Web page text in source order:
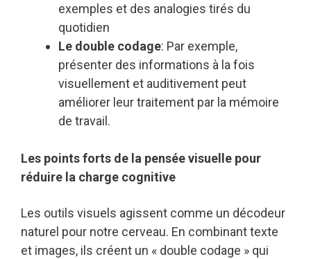
exemples et des analogies tirés du
quotidien
Le double codage: Par exemple,
présenter des informations à la fois
visuellement et auditivement peut
améliorer leur traitement par la mémoire
de travail.
Les points forts de la pensée visuelle pour
réduire la charge cognitive
Les outils visuels agissent comme un décodeur
naturel pour notre cerveau. En combinant texte
et images, ils créent un « double codage » qui